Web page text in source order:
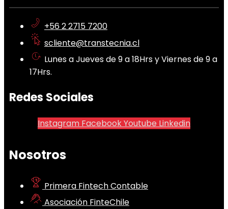
+56 2 2715 7200
scliente@transtecnia.cl
Lunes a Jueves de 9 a 18Hrs y Viernes de 9 a
17Hrs.
Redes Sociales
Instagram FacebookYoutube Linkedin
Nosotros
Primera Fintech Contable
Asociación FinteChile